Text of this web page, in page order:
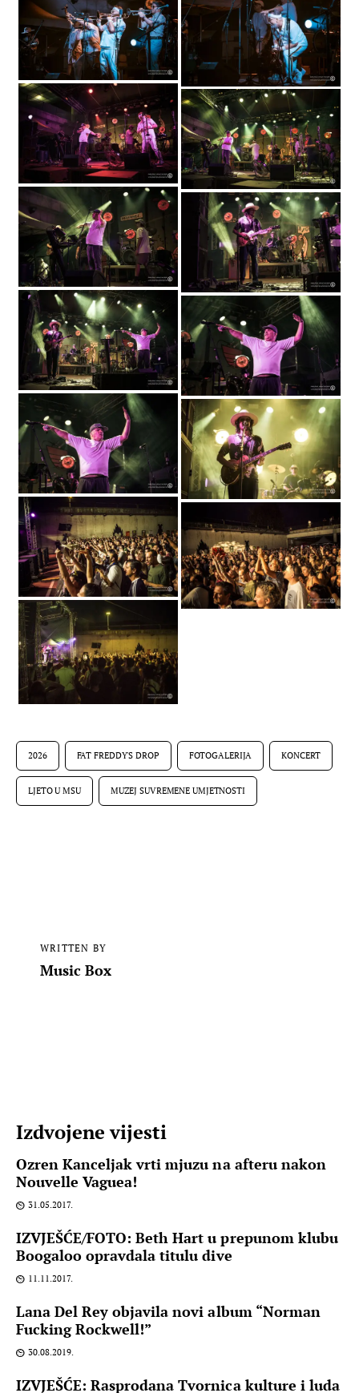
2026 FAT FREDDY'S DROP FOTOGALERIJA KONCERT
LJETO U MSU MUZEJ SUVREMENE UMJETNOSTI
WRITTEN BY
Music Box
Izdvojene vijesti
Ozren Kanceljak vrti mjuzu na afteru nakon
Nouvelle Vaguea!
31.05.2017.
IZVJEŠĆE/FOTO: Beth Hart u prepunom klubu
Boogaloo opravdala titulu dive
11.11.2017.
Lana Del Rey objavila novi album “Norman
Fucking Rockwell!”
30.08.2019.
IZVJEŠĆE: Rasprodana Tvornica kulture i luda